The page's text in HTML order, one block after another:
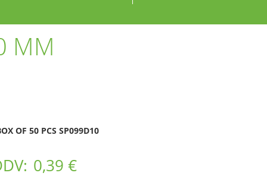
MM
OF 50 PCS SP099D10
0,39 €